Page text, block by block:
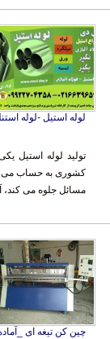
لوله استیل -لوله
تولید لوله استیل
کشوری به حساب می
مسائل جلوه می کند،
چین کن تیغه ای